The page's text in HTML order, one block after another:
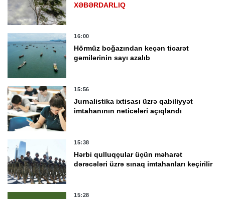
XƏBƏRDARLIQ
16:00
Hörmüz boğazından keçən ticarət
gəmilərinin sayı azalıb
15:56
Jurnalistika ixtisası üzrə qabiliyyət
imtahanının nəticələri açıqlandı
15:38
Hərbi qulluqçular üçün məharət
dərəcələri üzrə sınaq imtahanları keçirilir
15:28